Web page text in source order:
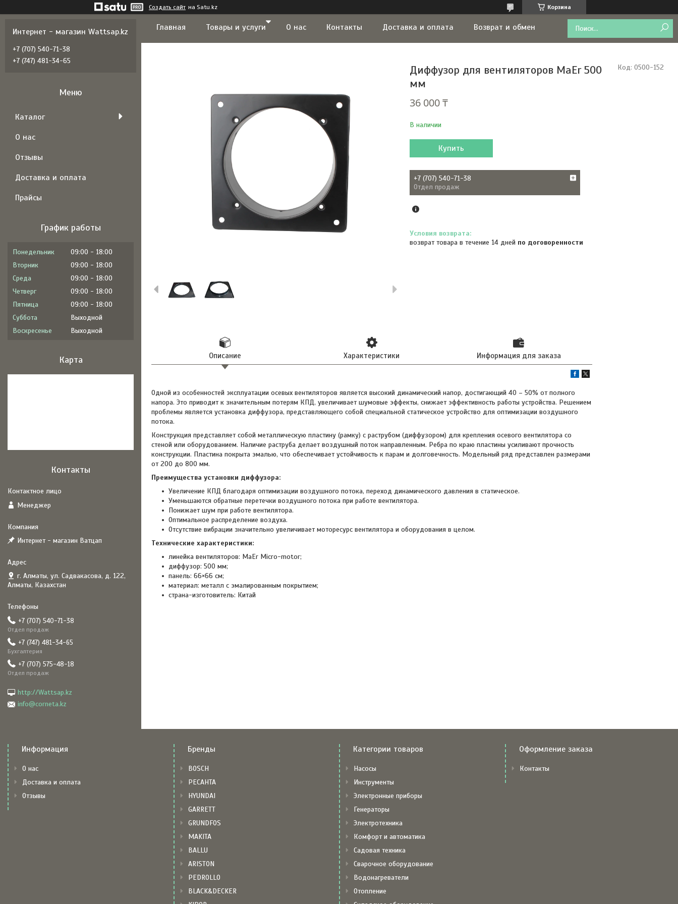
Создать сайт на Satu.kz Корзина
Главная Товары и услуги О нас Контакты Доставка и оплата Возврат и обмен
Диффузор для вентиляторов MaEr 500
мм
36 000 ₸
В наличии
Код: 0500-152
Купить
+7 (707) 540-71-38
Отдел продаж
возврат товара в течение 14 дней по договоренности
Описание Характеристики Информация для заказа
Одной из особенностей эксплуатации осевых вентиляторов является высокий динамический напор, достигающий 40 – 50% от полного
напора. Это приводит к значительным потерям КПД, увеличивает шумовые эффекты, снижает эффективность работы устройства. Решением
проблемы является установка диффузора, представляющего собой специальной статическое устройство для оптимизации воздушного
потока.
Конструкция представляет собой металлическую пластину (рамку) с раструбом (диффузором) для крепления осевого вентилятора со
стеной или оборудованием. Наличие раструба делает воздушный поток направленным. Ребра по краю пластины усиливают прочность
конструкции. Пластина покрыта эмалью, что обеспечивает устойчивость к парам и долговечность. Модельный ряд представлен размерами
от 200 до 800 мм.
Преимущества установки диффузора:
Увеличение КПД благодаря оптимизации воздушного потока, переход динамического давления в статическое.
Уменьшаются обратные перетечки воздушного потока при работе вентилятора.
Понижает шум при работе вентилятора.
Оптимальное распределение воздуха.
Отсутствие вибрации значительно увеличивает моторесурс вентилятора и оборудования в целом.
Технические характеристики:
линейка вентиляторов: MaEr Micro-motor;
диффузор: 500 мм;
панель: 66×66 см;
материал: металл с эмалированным покрытием;
страна-изготовитель: Китай
Интернет - магазин Wattsap.kz
+7 (707) 540-71-38
+7 (747) 481-34-65
Каталог
О нас
Отзывы
Доставка и оплата
Прайсы
График работы
Понедельник 09:00
18:00
Вторник
09:00
18:00
Среда
09:00
18:00
Четверг
09:00
18:00
Пятница
09:00
18:00
Суббота
Выходной
Воскресенье
Выходной
Карта
Контакты
Менеджер
Интернет - магазин Ватцап
г. Алматы, ул. Садвакасова, д. 122,
Алматы, Казахстан
+7 (707) 540-71-38
Отдел продаж
+7 (747) 481-34-65
Бухгалтерия
+7 (707) 575-48-18
Отдел продаж
http://Wattsap.kz
info@corneta.kz
Информация
О нас
Доставка и оплата
Отзывы
Бренды
BOSCH
РЕСАНТА
HYUNDAI
GARRETT
GRUNDFOS
MAKITA
BALLU
ARISTON
PEDROLLO
BLACK&DECKER
Категории товаров
Насосы
Инструменты
Электронные приборы
Генераторы
Электротехника
Комфорт и автоматика
Садовая техника
Сварочное оборудование
Водонагреватели
Отопление
Оформление заказа
Контакты